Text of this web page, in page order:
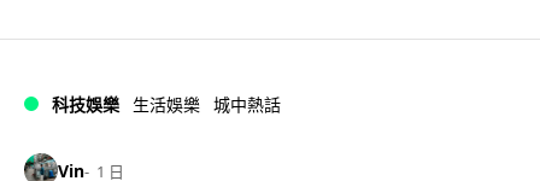
科技娛樂 生活娛樂 城中熱話
Vin 1 日